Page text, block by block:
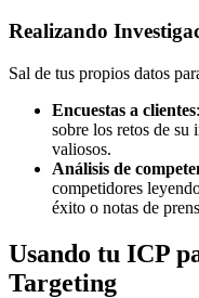
Realizando
Sal de tus propios datos
Encuestas a clientes
sobre los retos de su
valiosos.
Análisis de
competidores
éxito o notas de
Usando tu ICP
Targeting